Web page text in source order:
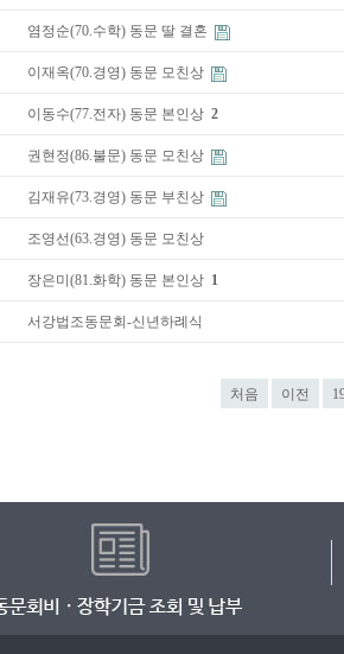
염정순(70.수학) 동문 딸 결혼
이재옥(70.경영) 동문 모친상
이동수(77.전자) 동문 본인상 2
권현정(86.불문) 동문 모친상
김재유(73.경영) 동문 부친상
조영선(63.경영) 동문 모친상
장은미(81.화학) 동문 본인상 1
서강법조동문회-신년하례식
처음 이전